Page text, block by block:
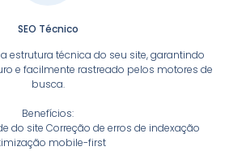
SEO Técnico
estrutura técnica do seu site, garantindo
e facilmente rastreado pelos motores de
busca.
Benefícios:
do site Correção de erros de indexação
mobile-first